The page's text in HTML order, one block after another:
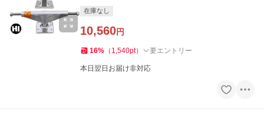
在庫なし
10,560円
16% （ 1,540pt） 要エントリー
本日翌日お届け非対応